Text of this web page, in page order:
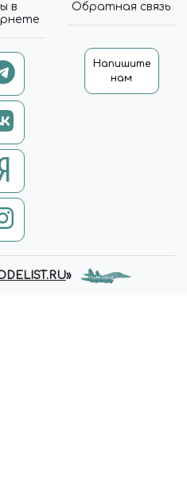
в
Обратная связь
Напишите
нам
»